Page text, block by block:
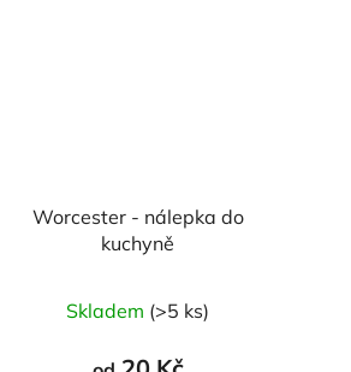
Worcester - nálepka do
kuchyně
Skladem (>5 ks)